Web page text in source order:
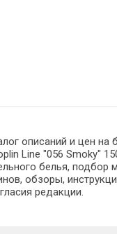
описаний и цен на
Line "056 Smoky"
белья,
обзоры,
редакции.